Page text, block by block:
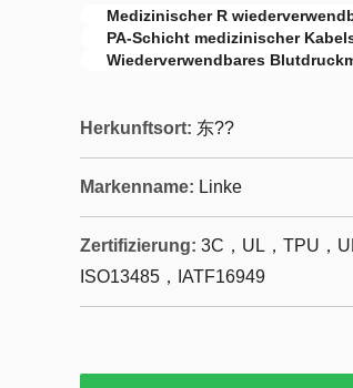
Medizinischer R
PA-Schicht medizinischer
Wiederverwendbares
Herkunftsort: 东??
Markenname: Linke
Zertifizierung: 3C，UL，TPU，
ISO13485，IATF16949